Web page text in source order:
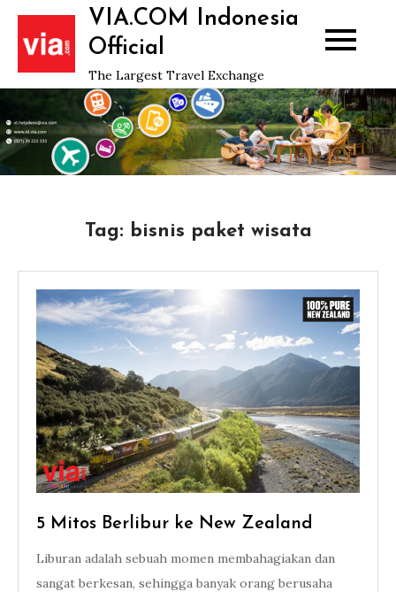
Skip
content
VIA.COM Indonesia
Official
The Largest Travel Exchange
Tag: bisnis paket wisata
5 Mitos Berlibur ke New Zealand
Liburan adalah sebuah momen membahagiakan dan
sangat berkesan, sehingga banyak orang berusaha